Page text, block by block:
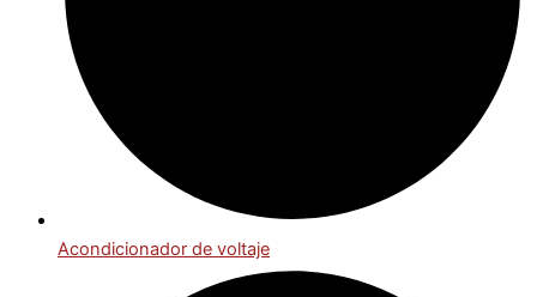
Acondicionador de voltaje